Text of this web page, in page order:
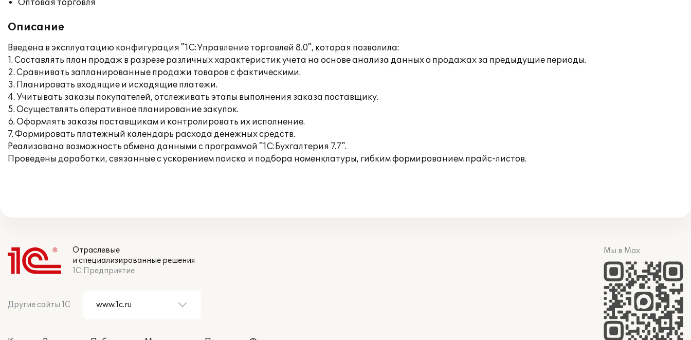
Оптовая торговля
Описание
Введена в эксплуатацию конфигурация "1С:Управление торговлей 8.0", которая позволила:
1. Составлять план продаж в разрезе различных характеристик учета на основе анализа данных о продажах за предыдущие периоды.
2. Сравнивать запланированные продажи товаров с фактическими.
3. Планировать входящие и исходящие платежи.
4. Учитывать заказы покупателей, отслеживать этапы выполнения заказа поставщику.
5. Осуществлять оперативное планирование закупок.
6. Оформлять заказы поставщикам и контролировать их исполнение.
7. Формировать платежный календарь расхода денежных средств.
Реализована возможность обмена данными с программой "1C:Бухгалтерия 7.7".
Проведены доработки, связанные с ускорением поиска и подбора номенклатуры, гибким формированием прайс-листов.
Отраслевые
и специализированные решения
1С:Предприятие
Другие сайты 1С
Мы в Max